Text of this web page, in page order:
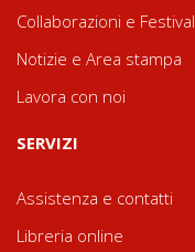
Collaborazioni e Festival
Notizie e Area stampa
Lavora con noi
SERVIZI
Assistenza e contatti
Libreria online